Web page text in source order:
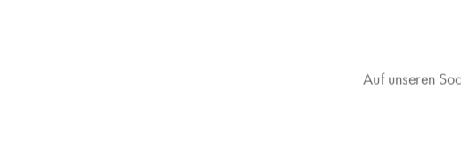
Auf unseren